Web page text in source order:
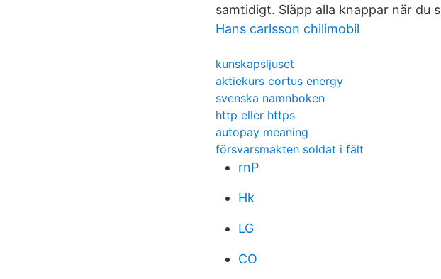
samtidigt. Släpp alla knappar när du
Hans carlsson chilimobil
kunskapsljuset
aktiekurs cortus energy
svenska namnboken
http eller https
autopay meaning
försvarsmakten soldat i fält
rnP
Hk
LG
CO